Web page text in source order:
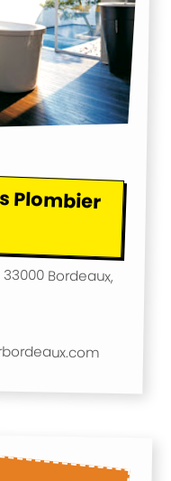
Plombier
Bordeaux,